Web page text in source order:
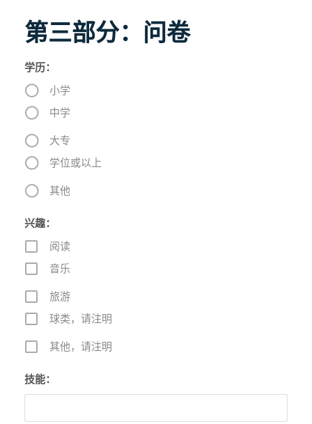
第三部分：问卷
学历：
小学
中学
大专
学位或以上
其他
兴趣：
阅读
音乐
旅游
球类，请注明
其他，请注明
技能：